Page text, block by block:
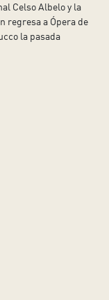
Celso Albelo y la
regresa a Ópera de
la pasada